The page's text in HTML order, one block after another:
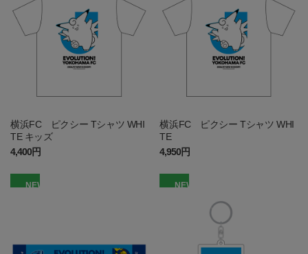
横浜FC ピクシー Tシャツ WHI
TE キッズ
4,400円
横浜FC ピクシー Tシャツ WHI
TE
4,950円
NEW NEW